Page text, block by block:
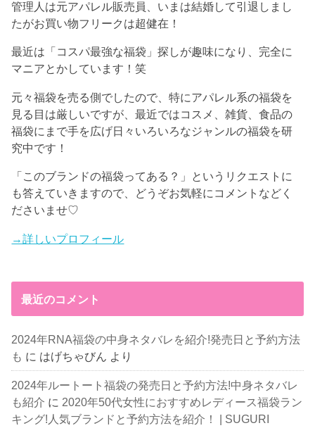
管理人は元アパレル販売員、いまは結婚して引退しまし
たがお買い物フリークは超健在！
最近は「コスパ最強な福袋」探しが趣味になり、完全に
マニアとかしています！笑
元々福袋を売る側でしたので、特にアパレル系の福袋を
見る目は厳しいですが、最近ではコスメ、雑貨、食品の
福袋にまで手を広げ日々いろいろなジャンルの福袋を研
究中です！
「このブランドの福袋ってある？」というリクエストに
も答えていきますので、どうぞお気軽にコメントなどく
ださいませ♡
→詳しいプロフィール
最近のコメント
2024年RNA福袋の中身ネタバレを紹介!発売日と予約方法
も に はげちゃびん より
2024年ルートート福袋の発売日と予約方法!中身ネタバレ
も紹介 に 2020年50代女性におすすめレディース福袋ラン
キング!人気ブランドと予約方法を紹介！ | SUGURI